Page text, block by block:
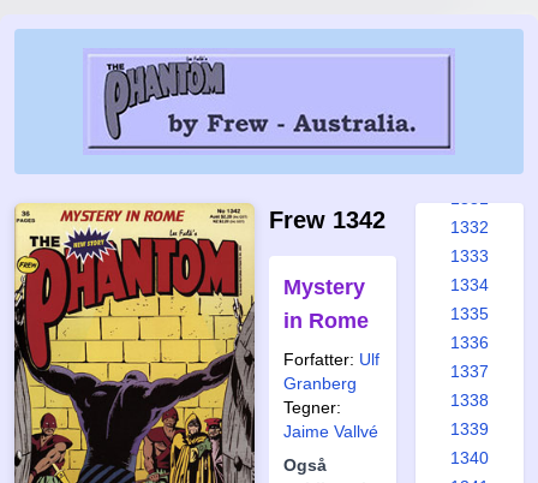
Frew 1342
Mystery
in Rome
Forfatter: Ulf
Granberg
Tegner:
Jaime Vallvé
Også
1325
1326
1332
1333
1334
1335
1336
1337
1338
1339
1340